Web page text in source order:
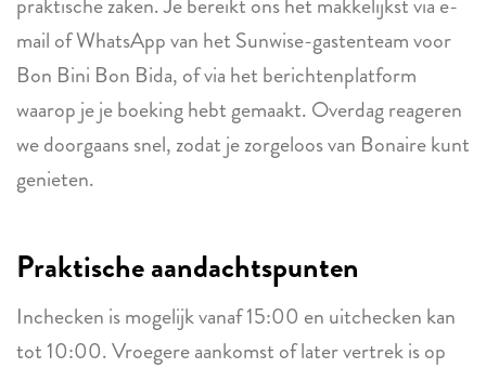
mail of WhatsApp van het Sunwise-gastenteam voor
Bon Bini Bon Bida, of via het berichtenplatform
waarop je je boeking hebt gemaakt. Overdag reageren
we doorgaans snel, zodat je zorgeloos van Bonaire kunt
genieten.
Praktische aandachtspunten
Inchecken is mogelijk vanaf 15:00 en uitchecken kan
tot 10:00. Vroegere aankomst of later vertrek is op